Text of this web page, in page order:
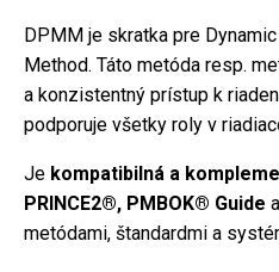
DPMM je skratka pre
Method. Táto metóda resp.
a konzistentný prístup k
podporuje všetky roly v
Je kompatibilná a
PRINCE2®, PMBOK® Guide
metódami, štandardmi a